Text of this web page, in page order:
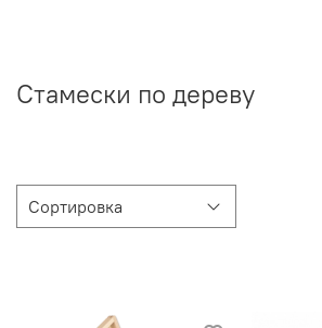
Стамески по дереву